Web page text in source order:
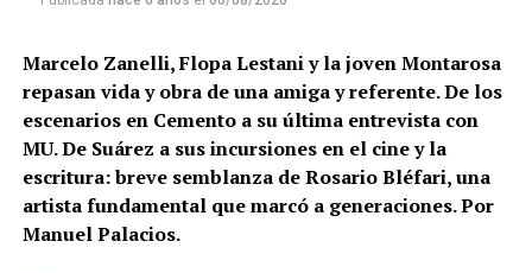
Marcelo Zanelli, Flopa Lestani y la joven Montarosa
repasan vida y obra de una amiga y referente. De los
escenarios en Cemento a su última entrevista con
MU. De Suárez a sus incursiones en el cine y la
escritura: breve semblanza de Rosario Bléfari, una
artista fundamental que marcó a generaciones. Por
Manuel Palacios.